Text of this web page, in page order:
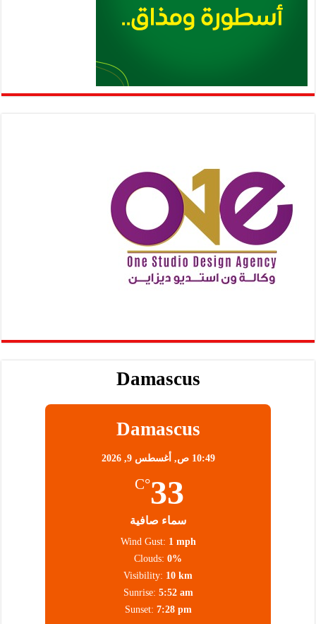
Damascus
Damascus
10:49 ص, أغسطس 9, 2026
33
°C
سماء صافية
Wind Gust: 1 mph
Clouds: 0%
Visibility: 10 km
Sunrise: 5:52 am
Sunset: 7:28 pm